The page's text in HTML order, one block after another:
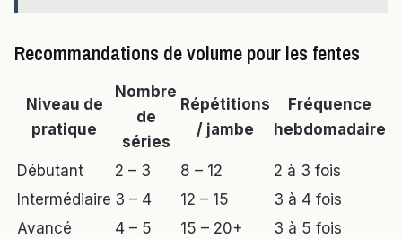
Recommandations de volume pour les fentes
Niveau de
pratique
Nombre
de
séries
Répétitions
/ jambe
Fréquence
hebdomadaire
Débutant 2 – 3 8 – 12
2 à 3 fois
Intermédiaire 3 – 4 12 – 15
3 à 4 fois
Avancé
4 – 5 15 – 20+ 3 à 5 fois